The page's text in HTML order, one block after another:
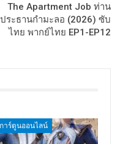
The Apartment Job ท่าน
ประธานกำมะลอ (2026) ซับ
ไทย พากย์ไทย EP1-EP12
าร์ตูนออนไลน์